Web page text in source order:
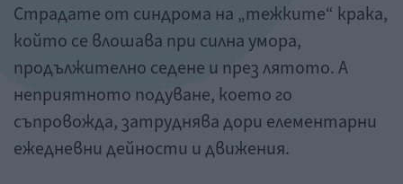
Страдате от синдрома на „тежките“ крака,
който се влошава при силна умора,
продължително седене и през лятото. А
неприятното подуване, което го
съпровожда, затруднява дори елементарни
ежедневни дейности и движения.